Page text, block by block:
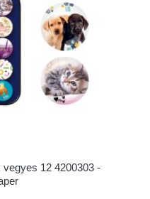
12 4200303 -